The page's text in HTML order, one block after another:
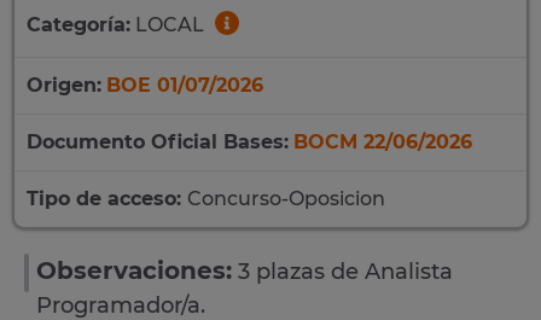
Categoría: LOCAL
Origen: BOE 01/07/2026
Documento Oficial Bases: BOCM 22/06/2026
Tipo de acceso: Concurso-Oposicion
Observaciones: 3 plazas de Analista
Programador/a.